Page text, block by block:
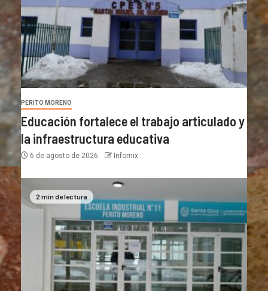
PERITO MORENO
Educación fortalece el trabajo articulado y
la infraestructura educativa
6 de agosto de 2026 Infomix
2 min de lectura